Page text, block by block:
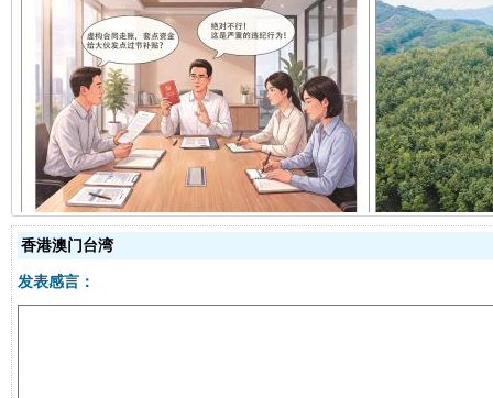
揭开“小金库”的免责幌子
香港澳门台湾
发表感言：